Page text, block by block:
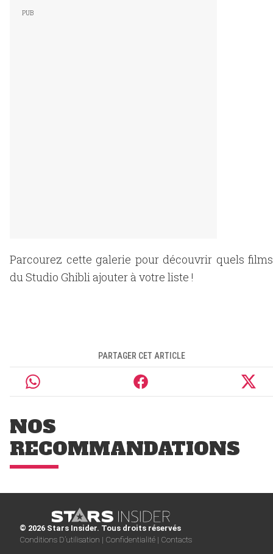
Parcourez cette galerie pour découvrir quels films
du Studio Ghibli ajouter à votre liste !
PARTAGER CET ARTICLE
NOS
RECOMMANDATIONS
© 2026 Stars Insider. Tous droits réservés
Conditions D’utilisation | Confidentialité | Contacts